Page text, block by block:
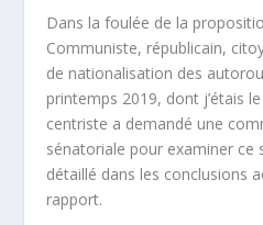
Dans la foulée de la
Communiste, républicain,
de nationalisation des
printemps 2019, dont j’étais
centriste a demandé une
sénatoriale pour examiner ce
détaillé dans les conclusions
rapport.